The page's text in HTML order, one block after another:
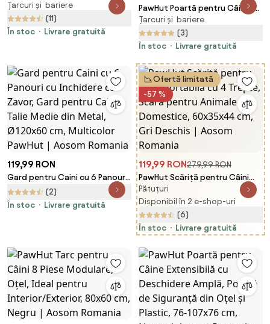
Mici, Cușcă Modulară din Oțel
pentru Câini, Pisici, Pui, 158x61
cm, Negru | Aosom Romania
Țarcuri și bariere
(11)
În stoc
Livrare gratuită
PawHut Poartă pentru Câini cu
3 Panouri și Sistem Dublu de
Închidere, Barieră pentru Câini
pentru Scări, Uși, Holuri, 206x90
Țarcuri și bariere
(3)
În stoc
Livrare gratuită
119,99 RON
Gard pentru Caini cu 6 Panouri
cu Inchidere cu Zavor, Gard
pentru Caini Talie Medie din
(2)
În stoc
Livrare gratuită
Ofertă limitată
-57 %
119,99 RON279,99 RON
PawHut Scăriță pentru Câini
Portabilă cu 4 Trepte, Scară
pentru Animale Domestice,
60x35x44 cm, Gri Deschis |
Aosom Romania
Pătuțuri
Disponibil în 2 e-shop-uri
(6)
În stoc
Livrare gratuită